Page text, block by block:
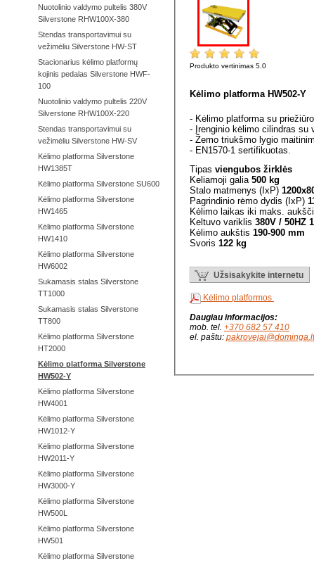
Produkto vertinimas 5.0
Kėlimo platforma HW502-Y
- Kėlimo platforma su
- Įrenginio kėlimo cilindras su
- Žemo triukšmo lygio
- EN1570-1 sertifikuotas.
Tipas viengubos žirklės
Keliamoji galia 500 kg
Stalo matmenys (IxP)
Pagrindinio rėmo dydis (IxP)
Kėlimo laikas iki maks.
Keltuvo variklis 380V / 50HZ
Kėlimo aukštis 190-900 mm
Svoris 122 kg
Užsisakykite internetu
Kėlimo platformos
Daugiau informacijos:
mob. tel. +370 682 57 410
el. paštu: pakrovejai@dominga.lt
Nuotolinio valdymo pultelis 380V
Silverstone RHW100X-380
Stendas transportavimui su
vežimėliu Silverstone HW-ST
Stacionarius kėlimo platformų
kojinis pedalas Silverstone HWF-
100
Nuotolinio valdymo pultelis 220V
Silverstone RHW100X-220
Stendas transportavimui su
vežimėliu Silverstone HW-SV
Kėlimo platforma Silverstone
HW1385T
Kėlimo platforma Silverstone SU600
Kėlimo platforma Silverstone
HW1465
Kėlimo platforma Silverstone
HW1410
Kėlimo platforma Silverstone
HW6002
Sukamasis stalas Silverstone
TT1000
Sukamasis stalas Silverstone
TT800
Kėlimo platforma Silverstone
HT2000
Kėlimo platforma Silverstone
HW502-Y
Kėlimo platforma Silverstone
HW4001
Kėlimo platforma Silverstone
HW1012-Y
Kėlimo platforma Silverstone
HW2011-Y
Kėlimo platforma Silverstone
HW3000-Y
Kėlimo platforma Silverstone
HW500L
Kėlimo platforma Silverstone
HW501
Kėlimo platforma Silverstone